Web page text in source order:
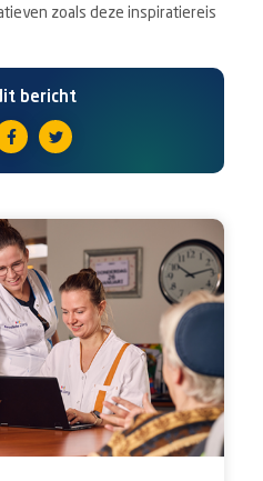
zoals deze inspiratiereis
bericht